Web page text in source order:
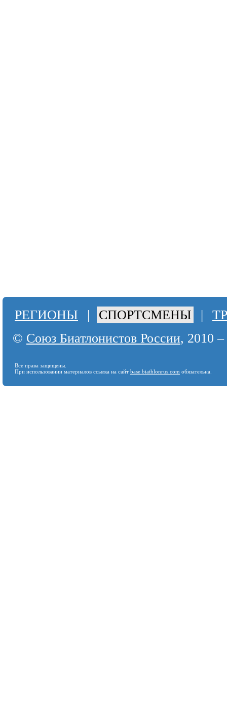
РЕГИОНЫ | СПОРТСМЕНЫ |
© Союз Биатлонистов России, 2010
Все права защищены.
При использовании материалов ссылка на сайт base.biathlonrus.com обязательна.